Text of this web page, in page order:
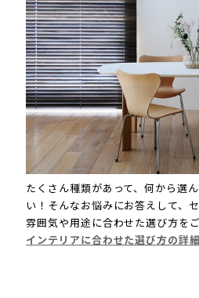
たくさん種類があって、何から選
い！そんなお悩みにお答えして、
雰囲気や用途に合わせた選び方を
インテリアに合わせた選び方の詳